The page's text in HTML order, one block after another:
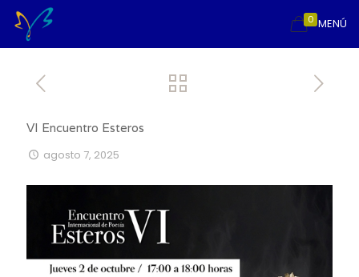
MENÚ
0
VI Encuentro Esteros
agosto 7, 2025